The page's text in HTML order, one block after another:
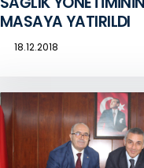
MASAYA YATIRILDI
18.12.2018